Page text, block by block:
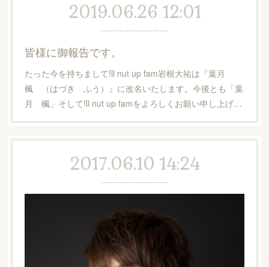
2019.06.26 12:01
皆様に御報告です。
たった今を持ちまして!ll nut up fam岩根大祐は『葉月
楓 （はづき ふう）』に改名いたします。今後とも「葉
月 楓」そして!ll nut up famをよろしくお願い申し上げ…
2017.06.10 14:24